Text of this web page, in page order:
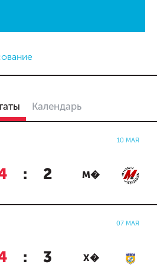
Календарь
10 МАЯ
: 2 М�
07 МАЯ
: 3 Х�